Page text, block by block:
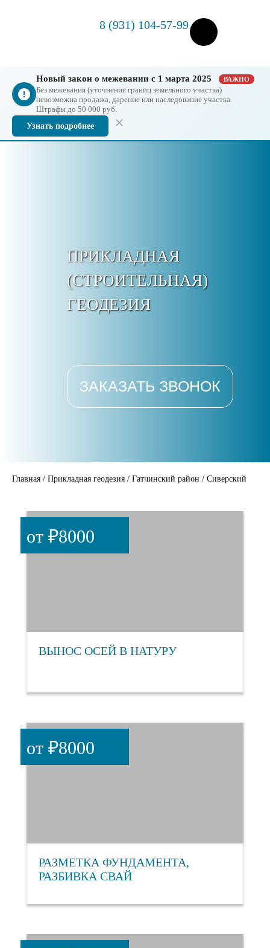
8 (931) 104-57-99
Новый закон о межевании с 1 марта 2025 ВАЖНО
Без межевания (уточнения границ земельного участка)
невозможна продажа, дарение или наследование участка.
Штрафы до 50 000 руб.
Узнать подробнее
ПРИКЛАДНАЯ
(СТРОИТЕЛЬНАЯ)
ГЕОДЕЗИЯ
ЗАКАЗАТЬ ЗВОНОК
Главная / Прикладная геодезия / Гатчинский район / Сиверский
ВЫНОС ОСЕЙ В НАТУРУ
от ₽8000
РАЗМЕТКА ФУНДАМЕНТА,
РАЗБИВКА СВАЙ
от ₽8000